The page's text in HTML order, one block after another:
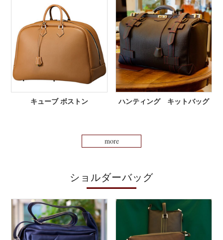
キューブ ボストン ハンティング キットバッグ
more
ショルダーバッグ